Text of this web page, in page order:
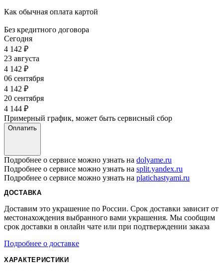
Как обычная оплата картой
Без кредитного договора
Сегодня
4 142 ₽
23 августа
4 142 ₽
06 сентября
4 142 ₽
20 сентября
4 144 ₽
Примерный график, может быть сервисный сбор
Оплатить
Подробнее о сервисе можно узнать на dolyame.ru
Подробнее о сервисе можно узнать на split.yandex.ru
Подробнее о сервисе можно узнать на platichastyami.ru
ДОСТАВКА
Доставим это украшение по России. Срок доставки зависит от
местонахождения выбранного вами украшения. Мы сообщим
срок доставки в онлайн чате или при подтверждении заказа
Подробнее о доставке
ХАРАКТЕРИСТИКИ